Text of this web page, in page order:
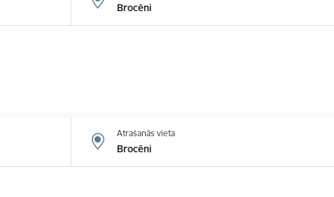
Brocēni
Atrašanās vieta
Brocēni